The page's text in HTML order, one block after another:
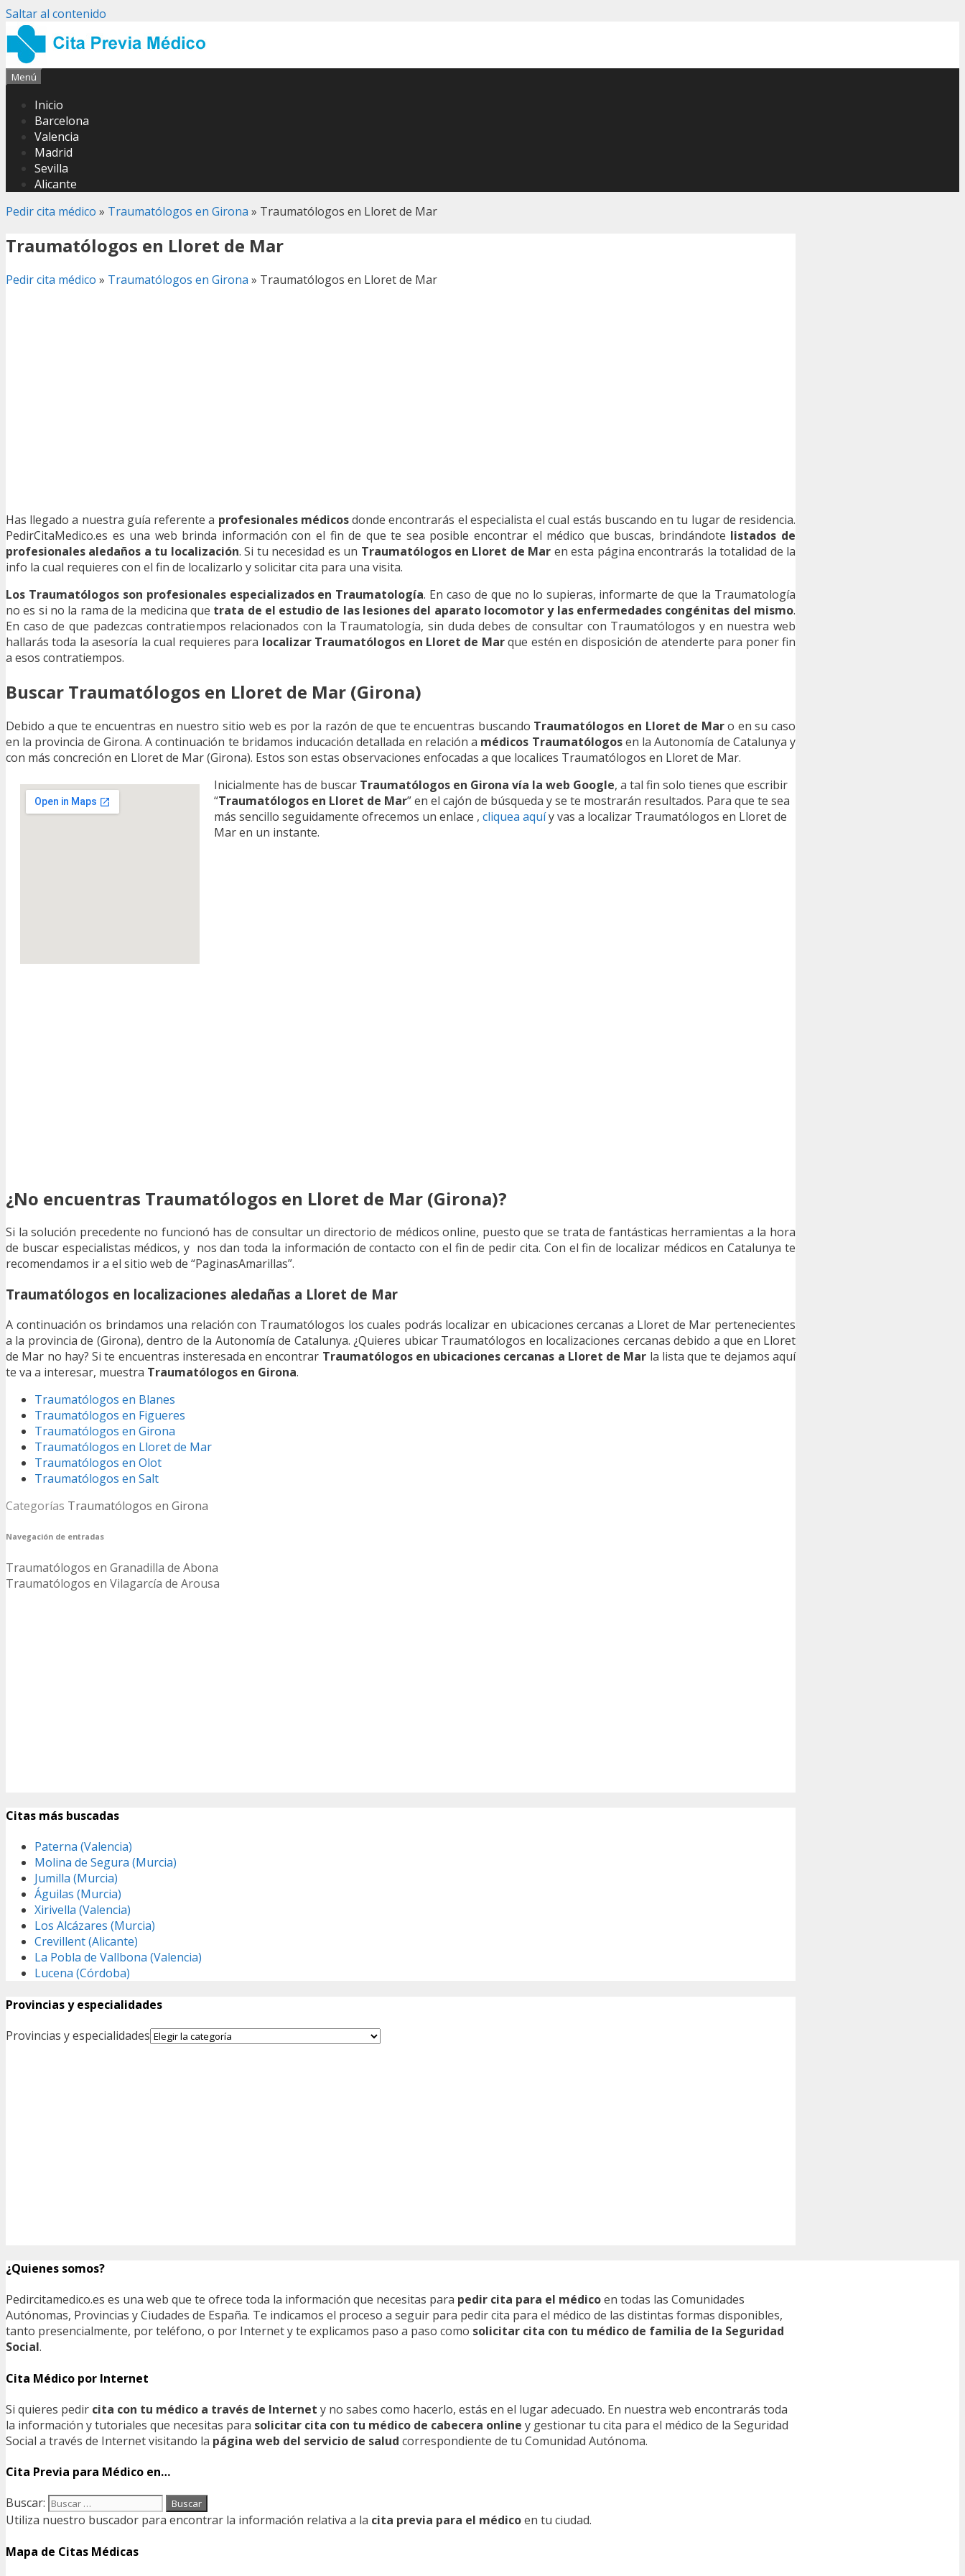
Saltar al contenido
Menú
Inicio
Barcelona
Valencia
Madrid
Sevilla
Alicante
Pedir cita médico » Traumatólogos en Girona » Traumatólogos en Lloret de Mar
Traumatólogos en Lloret de Mar
Pedir cita médico » Traumatólogos en Girona » Traumatólogos en Lloret de Mar
Has llegado a nuestra guía referente a profesionales médicosdonde encontrarás el especialista el cual estás buscando en tu lugar de residencia.
PedirCitaMedico.es es una web brinda información con el fin de que te sea posible encontrar el médico que buscas, brindándote listados de
profesionales aledaños a tu localización. Si tu necesidad es un Traumatólogos en Lloret de Mar en esta página encontrarás la totalidad de la
info la cual requieres con el fin de localizarlo y solicitar cita para una visita.
Los Traumatólogos son profesionales especializados en Traumatología. En caso de que no lo supieras, informarte de que la Traumatología
no es si no la rama de la medicina que trata de el estudio de las lesiones del aparato locomotor y las enfermedades congénitas del mismo.
En caso de que padezcas contratiempos relacionados con la Traumatología, sin duda debes de consultar con Traumatólogos y en nuestra web
hallarás toda la asesoría la cual requieres para localizar Traumatólogos en Lloret de Marque estén en disposición de atenderte para poner fin
a esos contratiempos.
Buscar Traumatólogos en Lloret de Mar (Girona)
Debido a que te encuentras en nuestro sitio web es por la razón de que te encuentras buscando Traumatólogos en Lloret de Maro en su caso
en la provincia de Girona. A continuación te bridamos inducación detallada en relación a médicos Traumatólogosen la Autonomía de Catalunya y
con más concreción en Lloret de Mar (Girona). Estos son estas observaciones enfocadas a que localices Traumatólogos en Lloret de Mar.
Inicialmente has de buscar Traumatólogos en Girona vía la web Google, a tal fin solo tienes que escribir
“Traumatólogos en Lloret de Mar” en el cajón de búsqueda y se te mostrarán resultados. Para que te sea
más sencillo seguidamente ofrecemos un enlace , cliquea aquíy vas a localizar Traumatólogos en Lloret de
Mar en un instante.
¿No encuentras Traumatólogos en Lloret de Mar (Girona)?
Si la solución precedente no funcionó has de consultar un directorio de médicos online, puesto que se trata de fantásticas herramientas a la hora
de buscar especialistas médicos, y nos dan toda la información de contacto con el fin de pedir cita. Con el fin de localizar médicos en Catalunya te
recomendamos ir a el sitio web de “PaginasAmarillas”.
Traumatólogos en localizaciones aledañas a Lloret de Mar
A continuación os brindamos una relación con Traumatólogos los cuales podrás localizar en ubicaciones cercanas a Lloret de Mar pertenecientes
a la provincia de (Girona), dentro de la Autonomía de Catalunya. ¿Quieres ubicar Traumatólogos en localizaciones cercanas debido a que en Lloret
de Mar no hay? Si te encuentras insteresada en encontrar Traumatólogos en ubicaciones cercanas a Lloret de Mar la lista que te dejamos aquí
te va a interesar, muestra Traumatólogos en Girona.
Traumatólogos en Blanes
Traumatólogos en Figueres
Traumatólogos en Girona
Traumatólogos en Lloret de Mar
Traumatólogos en Olot
Traumatólogos en Salt
Categorías Traumatólogos en Girona
Navegación de entradas
Traumatólogos en Granadilla de Abona
Traumatólogos en Vilagarcía de Arousa
Citas más buscadas
Paterna (Valencia)
Molina de Segura (Murcia)
Jumilla (Murcia)
Águilas (Murcia)
Xirivella (Valencia)
Los Alcázares (Murcia)
Crevillent (Alicante)
La Pobla de Vallbona (Valencia)
Lucena (Córdoba)
Provincias y especialidades
Provincias y especialidades
¿Quienes somos?
Pedircitamedico.es es una web que te ofrece toda la información que necesitas para pedir cita para el médicoen todas las Comunidades
Autónomas, Provincias y Ciudades de España. Te indicamos el proceso a seguir para pedir cita para el médico de las distintas formas disponibles,
tanto presencialmente, por teléfono, o por Internet y te explicamos paso a paso como solicitar cita con tu médico de familia de la Seguridad
Social.
Cita Médico por Internet
Si quieres pedir cita con tu médico a través de Internet y no sabes como hacerlo, estás en el lugar adecuado. En nuestra web encontrarás toda
la información y tutoriales que necesitas para solicitar cita con tu médico de cabecera online y gestionar tu cita para el médico de la Seguridad
Social a través de Internet visitando la página web del servicio de salud correspondiente de tu Comunidad Autónoma.
Cita Previa para Médico en…
Buscar:
Utiliza nuestro buscador para encontrar la información relativa a la cita previa para el médicoen tu ciudad.
Mapa de Citas Médicas